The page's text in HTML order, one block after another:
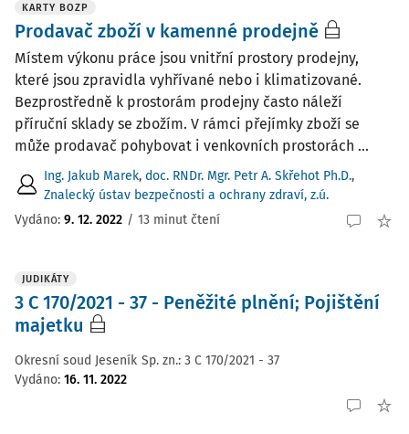
KARTY BOZP
Prodavač zboží v kamenné prodejně
Místem výkonu práce jsou vnitřní prostory prodejny,
které jsou zpravidla vyhřívané nebo i klimatizované.
Bezprostředně k prostorám prodejny často náleží
příruční sklady se zbožím. V rámci přejímky zboží se
může prodavač pohybovat i venkovních prostorách ...
Ing. Jakub Marek, doc. RNDr. Mgr. Petr A. Skřehot Ph.D.,
Znalecký ústav bezpečnosti a ochrany zdraví, z.ú.
Vydáno: 9. 12. 2022 / 13 minut čtení
JUDIKÁTY
3 C 170/2021 - 37 - Peněžité plnění; Pojištění
majetku
Okresní soud Jeseník Sp. zn.: 3 C 170/2021 - 37
Vydáno: 16. 11. 2022